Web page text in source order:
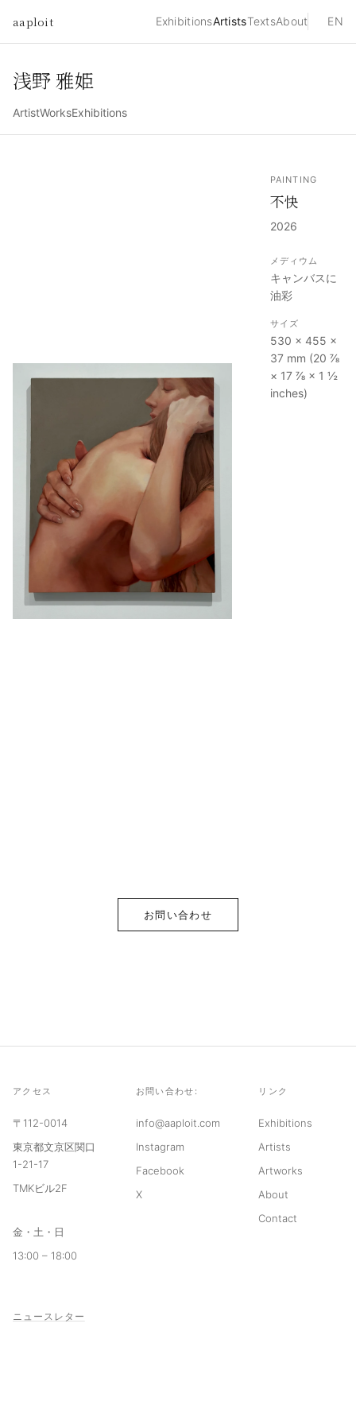
aaploit ExhibitionsArtistsTextsAbout EN
浅野 雅姫
ArtistWorksExhibitions
PAINTING
不快
2026
メディウム
キャンバスに
油彩
サイズ
530 × 455 ×
37 mm (20 ⅞
× 17 ⅞ × 1 ½
inches)
お問い合わせ
アクセス
〒112-0014
東京都文京区関口
1-21-17
TMKビル2F
金・土・日
13:00 – 18:00
お問い合わせ:
info@aaploit.com
Instagram
Facebook
X
リンク
Exhibitions
Artists
Artworks
About
Contact
ニュースレター